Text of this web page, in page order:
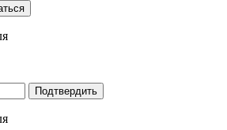
Подтвердить